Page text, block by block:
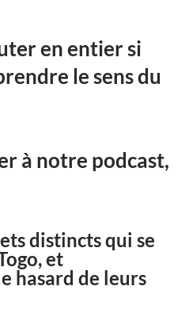
en entier si
le sens du
à notre podcast,
distincts qui se
et
hasard de leurs